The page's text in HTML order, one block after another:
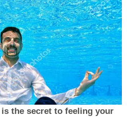
the secret to feeling your